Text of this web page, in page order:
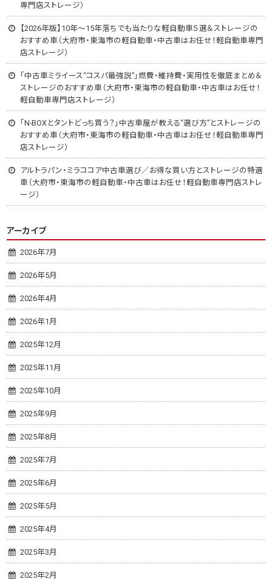
専門店ストレージ）
【2026年版】10年～15年落ちでも当たりな軽自動車５選＆ストレージの
おすすめ車（大府市・東海市の軽自動車・中古車はお任せ！軽自動車専門
店ストレージ）
「中古車ミライース“コスパ最強説”」燃費・維持費・実用性を徹底まとめ＆
ストレージのおすすめ車（大府市・東海市の軽自動車・中古車はお任せ！
軽自動車専門店ストレージ）
「N-BOXとタントどっち買う？」中古車屋が教える“選び方”とストレージの
おすすめ車（大府市・東海市の軽自動車・中古車はお任せ！軽自動車専門
店ストレージ）
アルトラパン・ミラココア中古車選び／お得な買い方とストレージの特選
車（大府市・東海市の軽自動車・中古車はお任せ！軽自動車専門店ストレ
ージ）
アーカイブ
2026年7月
2026年5月
2026年4月
2026年1月
2025年12月
2025年11月
2025年10月
2025年9月
2025年8月
2025年7月
2025年6月
2025年5月
2025年4月
2025年3月
2025年2月